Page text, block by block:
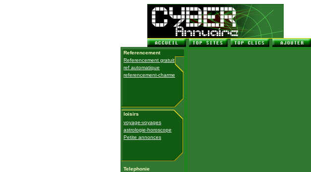
Referencement
Referencement gratuit
ref automatique
referencement-charme
loisirs
voyage-voyages
astrologie-horoscope
Petite annonces
Telephonie